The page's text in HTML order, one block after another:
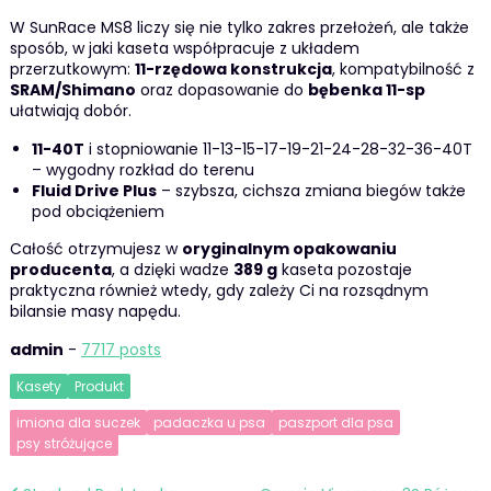
W SunRace MS8 liczy się nie tylko zakres przełożeń, ale także
sposób, w jaki kaseta współpracuje z układem
przerzutkowym: 11-rzędowa konstrukcja, kompatybilność z
SRAM/Shimano oraz dopasowanie do bębenka 11-sp
ułatwiają dobór.
11-40T i stopniowanie 11-13-15-17-19-21-24-28-32-36-40T
– wygodny rozkład do terenu
Fluid Drive Plus– szybsza, cichsza zmiana biegów także
pod obciążeniem
Całość otrzymujesz w oryginalnym opakowaniu
producenta, a dzięki wadze 389 gkaseta pozostaje
praktyczna również wtedy, gdy zależy Ci na rozsądnym
bilansie masy napędu.
admin - 7717 posts
Kasety
Produkt
imiona dla suczek
padaczka u psa
paszport dla psa
psy stróżujące